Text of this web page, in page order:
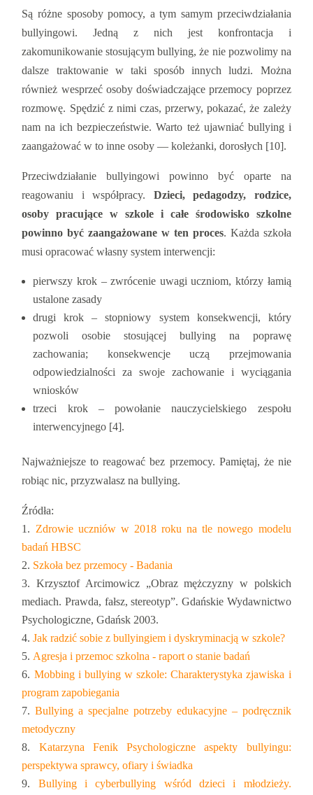
Są różne sposoby pomocy, a tym samym przeciwdziałania
bullyingowi. Jedną z nich jest konfrontacja i
zakomunikowanie stosującym bullying, że nie pozwolimy na
dalsze traktowanie w taki sposób innych ludzi. Można
również wesprzeć osoby doświadczające przemocy poprzez
rozmowę. Spędzić z nimi czas, przerwy, pokazać, że zależy
nam na ich bezpieczeństwie. Warto też ujawniać bullying i
zaangażować w to inne osoby — koleżanki, dorosłych [10].
Przeciwdziałanie bullyingowi powinno być oparte na
reagowaniu i współpracy. Dzieci, pedagodzy, rodzice,
osoby pracujące w szkole i całe środowisko szkolne
powinno być zaangażowane w ten proces. Każda szkoła
musi opracować własny system interwencji:
pierwszy krok – zwrócenie uwagi uczniom, którzy łamią
ustalone zasady
drugi krok – stopniowy system konsekwencji, który
pozwoli osobie stosującej bullying na poprawę
zachowania; konsekwencje uczą przejmowania
odpowiedzialności za swoje zachowanie i wyciągania
wniosków
trzeci krok – powołanie nauczycielskiego zespołu
interwencyjnego [4].
Najważniejsze to reagować bez przemocy. Pamiętaj, że nie
robiąc nic, przyzwalasz na bullying.
Źródła:
Zdrowie uczniów w 2018 roku na tle nowego modelu
badań HBSC
Szkoła bez przemocy - Badania
Krzysztof Arcimowicz „Obraz mężczyzny w polskich
mediach. Prawda, fałsz, stereotyp”. Gdańskie Wydawnictwo
Psychologiczne, Gdańsk 2003.
Jak radzić sobie z bullyingiem i dyskryminacją w szkole?
Agresja i przemoc szkolna - raport o stanie badań
Mobbing i bullying w szkole: Charakterystyka zjawiska i
program zapobiegania
Bullying a specjalne potrzeby edukacyjne – podręcznik
metodyczny
Katarzyna Fenik Psychologiczne aspekty bullyingu:
perspektywa sprawcy, ofiary i świadka
Bullying i cyberbullying wśród dzieci i młodzieży.